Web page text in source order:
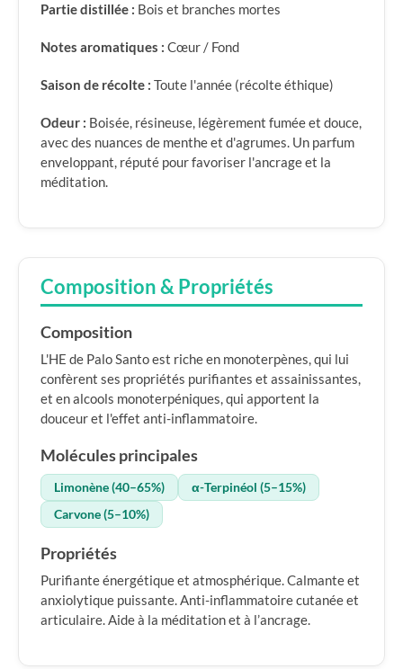
Partie distillée : Bois et branches mortes
Notes aromatiques : Cœur / Fond
Saison de récolte : Toute l'année (récolte éthique)
Odeur : Boisée, résineuse, légèrement fumée et douce,
avec des nuances de menthe et d'agrumes. Un parfum
enveloppant, réputé pour favoriser l'ancrage et la
méditation.
Composition & Propriétés
Composition
L'HE de Palo Santo est riche en monoterpènes, qui lui
confèrent ses propriétés purifiantes et assainissantes,
et en alcools monoterpéniques, qui apportent la
douceur et l'effet anti-inflammatoire.
Molécules principales
Limonène (40–65%)
α-Terpinéol (5–15%)
Carvone (5–10%)
Propriétés
Purifiante énergétique et atmosphérique. Calmante et
anxiolytique puissante. Anti-inflammatoire cutanée et
articulaire. Aide à la méditation et à l’ancrage.